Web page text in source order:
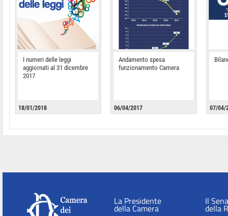
I numeri delle leggi
aggiornati al 31 dicembre
2017
18/01/2018
Andamento spesa
funzionamento Camera
06/04/2017 07/04/
La Presidente
della Camera
Il
della